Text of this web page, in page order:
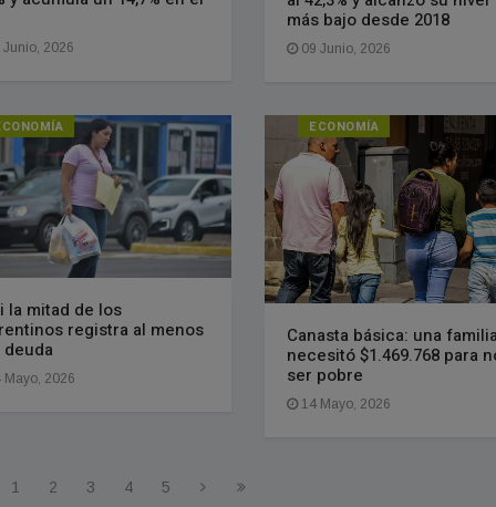
2026
más bajo desde 2018
09 Junio, 2026
la mitad de los
registra al menos
deuda
2026
ECONOMÍA
Canasta básica: una
necesitó $1.469.768 para
ser pobre
14 Mayo, 2026
1 2 3 4 5